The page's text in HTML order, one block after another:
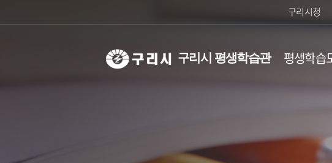
구리시청
구리시 평생학습관 평생학습
비전
교육대상별 분류
학습동아리실 대관
강사은행제란?